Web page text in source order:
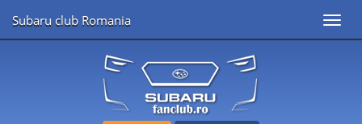
Subaru club Romania